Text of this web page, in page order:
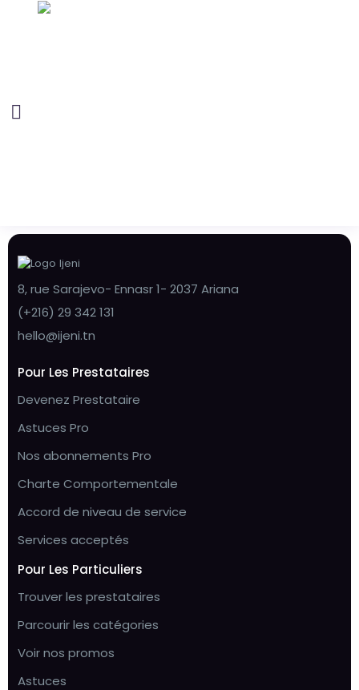
8, rue Sarajevo- Ennasr 1- 2037 Ariana
(+216) 29 342 131
hello@ijeni.tn
Pour Les Prestataires
Devenez Prestataire
Astuces Pro
Nos abonnements Pro
Charte Comportementale
Accord de niveau de service
Services acceptés
Pour Les Particuliers
Trouver les prestataires
Parcourir les catégories
Voir nos promos
Astuces